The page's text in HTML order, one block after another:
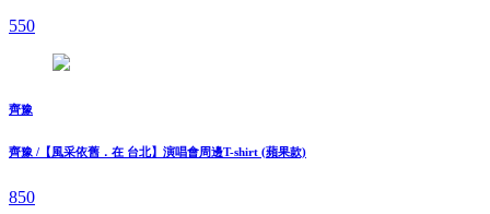
550
齊豫
齊豫 /【風采依舊．在 台北】演唱會周邊T-shirt (蘋果款)
850